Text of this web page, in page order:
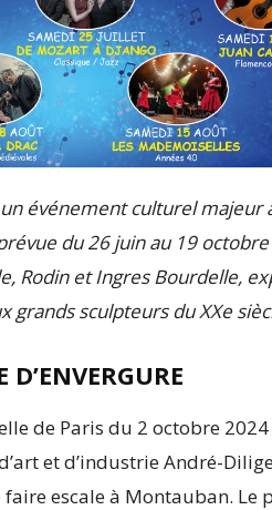
événement culturel majeur
du 26 juin au 19
Rodin et Ingres Bourdelle,
sculpteurs du XXe
de Paris du 2 octobre
et d’industrie André-
escale à Montauban. Le